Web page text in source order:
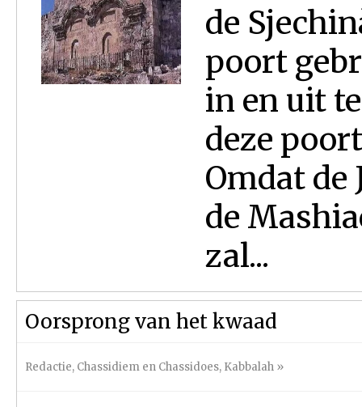
de
poort
in en uit
deze
Omdat de
de
zal...
Oorsprong van het kwaad
Redactie, Chassidiem en Chassidoes, Kabbalah »